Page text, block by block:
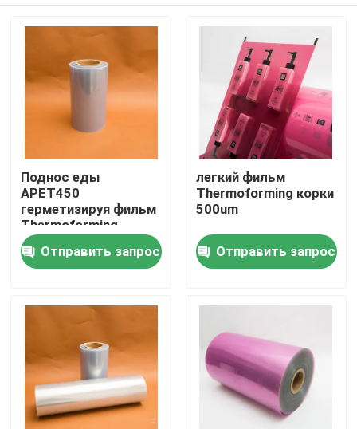
Главная страница
Продукция
О Компании
контроль качества
контактные данные
Поднос еды
APET450
герметизируя фильм
Thermoforming
Отправить запрос
легкий фильм
Thermoforming корки
500um
Отправить запрос